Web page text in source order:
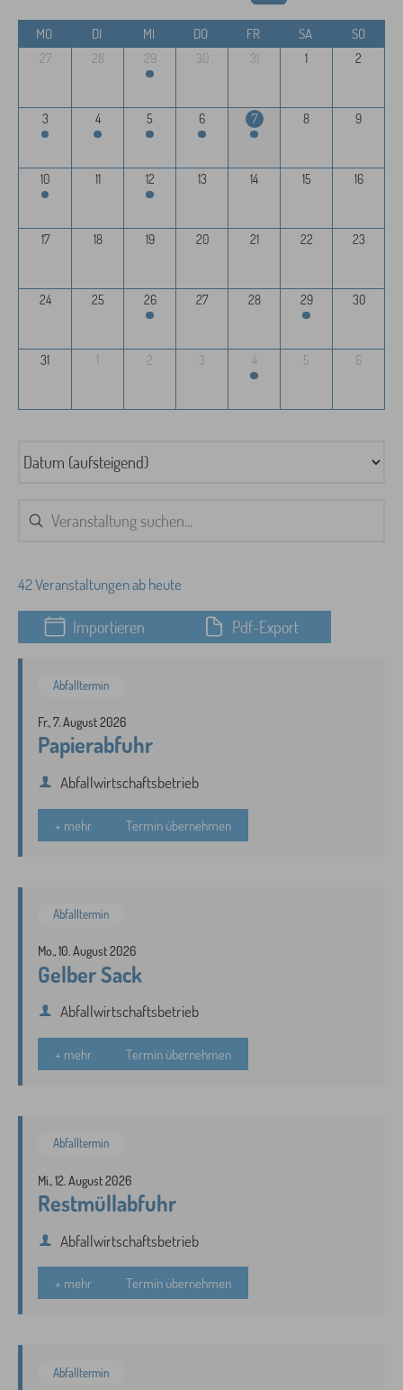
42 Veranstaltungen ab heute
Importieren Pdf-Export
Fr., 7. August 2026
Papierabfuhr
Abfallwirtschaftsbetrieb
+ mehr Termin übernehmen
Abfalltermin
Mo., 10. August 2026
Gelber Sack
Abfallwirtschaftsbetrieb
+ mehr Termin übernehmen
Abfalltermin
Mi., 12. August 2026
Restmüllabfuhr
Abfallwirtschaftsbetrieb
+ mehr Termin übernehmen
Abfalltermin
Abfalltermin